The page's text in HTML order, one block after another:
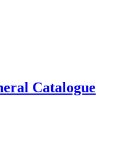
Catalogue